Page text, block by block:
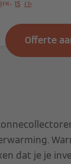
Offerte
dat je je